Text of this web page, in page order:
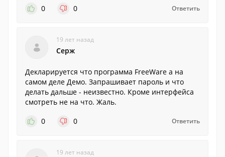
0
0 Ответить
19 лет назад
Серж
Декларируется что программа FreeWare а на
самом деле Демо. Запрашивает пароль и что
делать дальше - неизвестно. Кроме интерфейса
смотреть не на что. Жаль.
0
0 Ответить
19 лет назад